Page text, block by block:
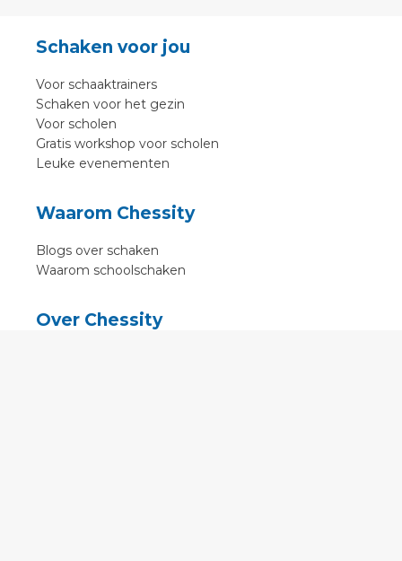
Schaken voor jou
Voor schaaktrainers
Schaken voor het gezin
Voor scholen
Gratis workshop voor scholen
Leuke evenementen
Waarom Chessity
Blogs over schaken
Waarom schoolschaken
Over Chessity